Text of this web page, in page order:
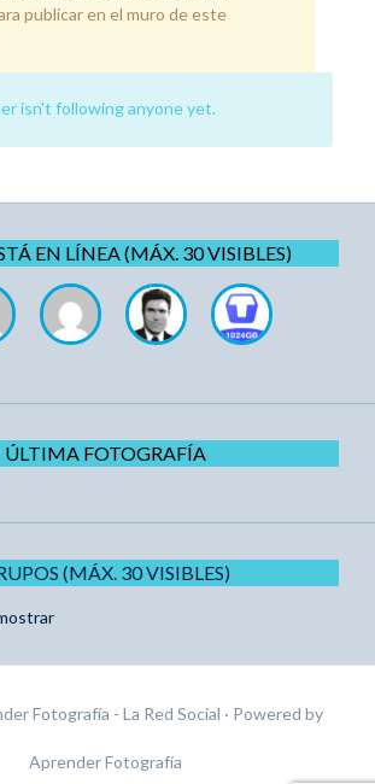
publicar en el muro de este
isn't following anyone yet.
EN LÍNEA (MÁX. 30 VISIBLES)
ÚLTIMA FOTOGRAFÍA
(MÁX. 30 VISIBLES)
Fotografía - La Red Social · Powered by
Aprender Fotografía